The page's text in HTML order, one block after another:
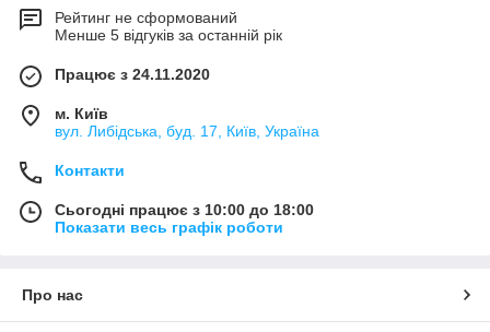
Рейтинг не сформований
Менше 5 відгуків за останній рік
Працює з 24.11.2020
м. Київ
вул. Либідська, буд. 17, Київ, Україна
Контакти
Сьогодні працює з 10:00 до 18:00
Показати весь графік роботи
Про нас